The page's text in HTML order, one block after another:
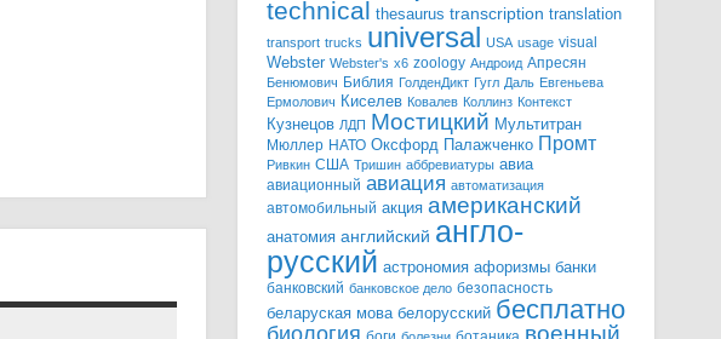
technical thesaurus transcription translation
transport trucks universal USA usage visual
Webster Webster's x6 zoology Андроид Апресян
Бенюмович Библия ГолденДикт Гугл Даль Евгеньева
Ермолович Киселев Ковалев Коллинз Контекст
Кузнецов ЛДП Мостицкий Мультитран
Мюллер НАТО Оксфорд Палажченко Промт
Ривкин США Тришин аббревиатуры авиа
авиационный авиация автоматизация
автомобильный акция американский
анатомия английский англо-
русский астрономия афоризмы банки
банковский банковское дело безопасность
беларуская мова белорусский бесплатно
военный